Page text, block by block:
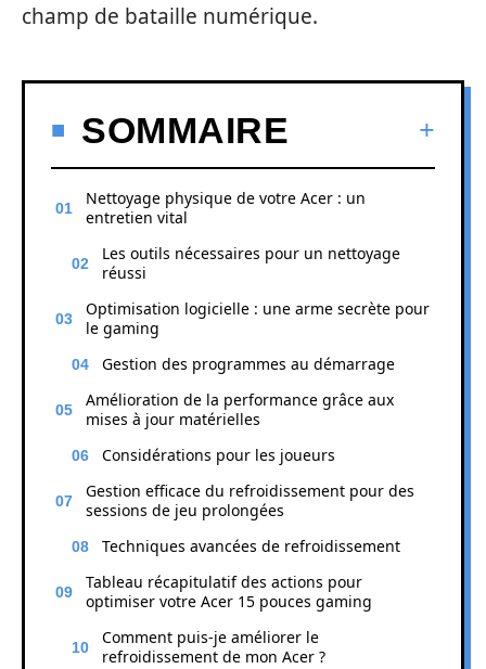
champ de bataille numérique.
SOMMAIRE
Nettoyage physique de votre Acer : un
entretien vital
Les outils nécessaires pour un nettoyage
réussi
Optimisation logicielle : une arme secrète pour
le gaming
Gestion des programmes au démarrage
Amélioration de la performance grâce aux
mises à jour matérielles
Considérations pour les joueurs
Gestion efficace du refroidissement pour des
sessions de jeu prolongées
Techniques avancées de refroidissement
Tableau récapitulatif des actions pour
optimiser votre Acer 15 pouces gaming
Comment puis-je améliorer le
refroidissement de mon Acer ?